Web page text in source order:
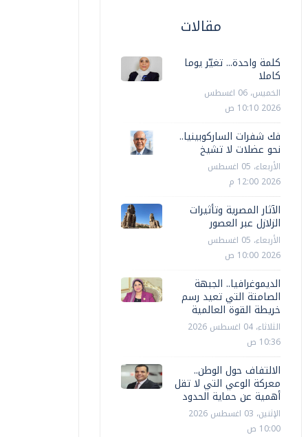
مقالات
كلمة واحدة... تغيّر يوما
كاملا
الخميس، 06 اغسطس
2026 10:10 ص
فك شفرات الساركوبينيا..
نحو عضلات لا تشيخ
الأربعاء، 05 اغسطس
2026 12:00 م
الآثار المصرية وتأثيرات
الزلازل عبر العصور
الأربعاء، 05 اغسطس
2026 10:00 ص
الديموغرافيا.. الجبهة
الصامتة التي تعيد رسم
خريطة القوة العالمية
الثلاثاء، 04 اغسطس 2026
10:36 ص
الالتفاف حول الوطن..
معركة الوعي التي لا تقل
أهمية عن حماية الحدود
الإثنين، 03 اغسطس 2026
10:00 ص